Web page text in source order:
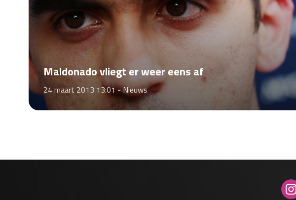
Maldonado vliegt er weer eens af
24 maart 2013 13:01 -Nieuws